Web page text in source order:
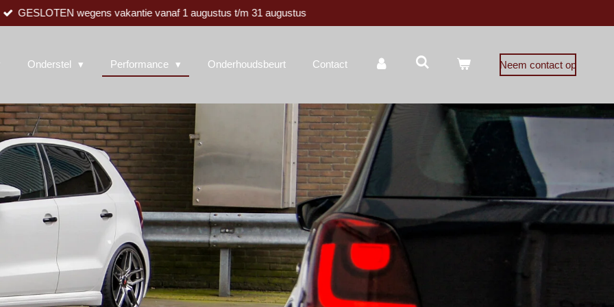
GESLOTEN wegens vakantie vanaf 1 augustus t/m 31 augustus
Onderstel Performance Onderhoudsbeurt Contact Neem contact op